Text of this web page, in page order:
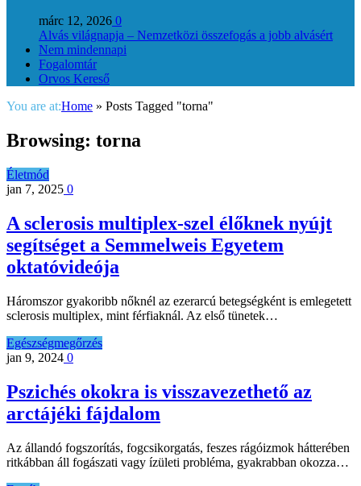
márc 12, 2026 0
Alvás világnapja – Nemzetközi összefogás a jobb alvásért
Nem mindennapi
Fogalomtár
Orvos Kereső
You are at:Home » Posts Tagged "torna"
Browsing: torna
Életmód
jan 7, 2025 0
A sclerosis multiplex-szel élőknek nyújt
segítséget a Semmelweis Egyetem
oktatóvideója
Háromszor gyakoribb nőknél az ezerarcú betegségként is emlegetett
sclerosis multiplex, mint férfiaknál. Az első tünetek…
Egészségmegőrzés
jan 9, 2024 0
Pszichés okokra is visszavezethető az
arctájéki fájdalom
Az állandó fogszorítás, fogcsikorgatás, feszes rágóizmok hátterében
ritkábban áll fogászati vagy ízületi probléma, gyakrabban okozza…